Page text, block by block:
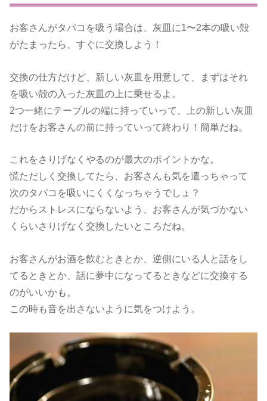
お客さんがタバコを吸う場合は、灰皿に1〜2本の吸い殻
がたまったら、すぐに交換しよう！
交換の仕方だけど、新しい灰皿を用意して、まずはそれ
を吸い殻の入った灰皿の上に乗せるよ。
2つ一緒にテーブルの端に持っていって、上の新しい灰皿
だけをお客さんの前に持っていって終わり！簡単だね。
これをさりげなくやるのが最大のポイントかな。
慌ただしく交換してたら、お客さんも気を遣っちゃって
次のタバコを吸いにくくなっちゃうでしょ？
だからストレスにならないよう、お客さんが気づかない
くらいさりげなく交換したいところだね。
お客さんがお酒を飲むときとか、逆側にいる人と話をし
てるときとか、話に夢中になってるときなどに交換する
のがいいかも。
この時も音を出さないように気をつけよう。